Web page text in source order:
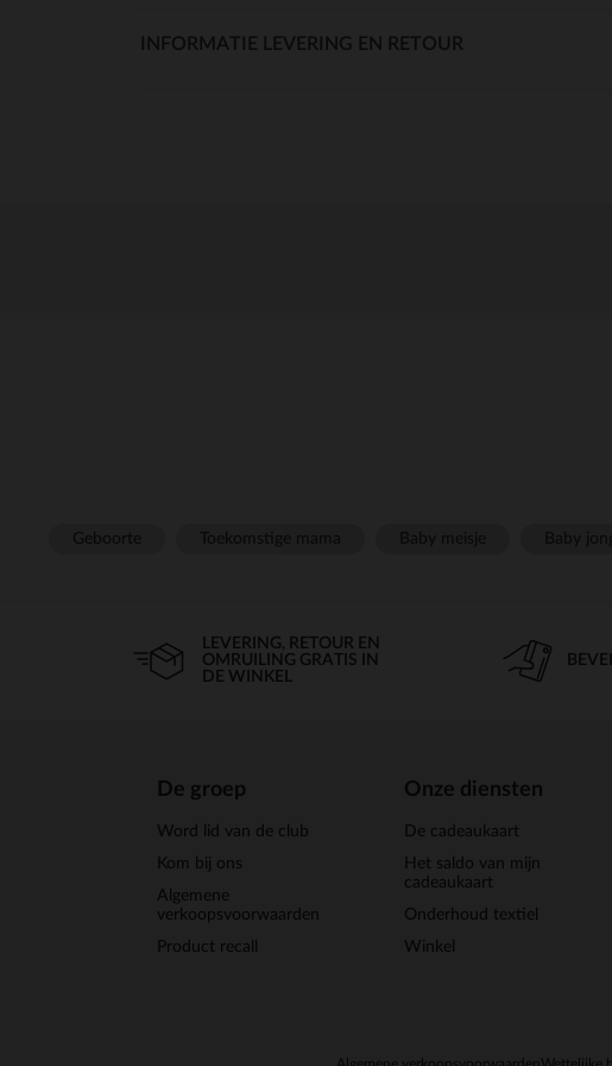
INFORMATIE LEVERING EN RETOUR
LEVERING, RETOUR EN
OMRUILING GRATIS IN
DE WINKEL
De groep
Word lid van de club
Kom bij ons
Algemene
verkoopsvoorwaarden
Product recall
Onze diensten
De cadeaukaart
Het saldo van mijn
cadeaukaart
Onderhoud textiel
Winkel